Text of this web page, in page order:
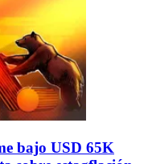
bajo USD 65K